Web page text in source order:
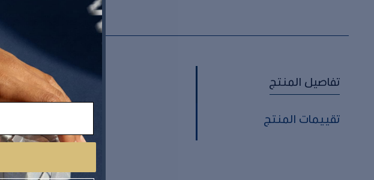
تفاصيل المنتج
تقييمات المنتج